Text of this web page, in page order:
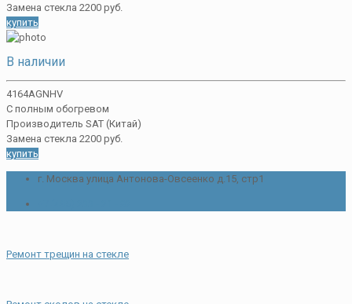
Замена стекла 2200 руб.
купить
В наличии
4164AGNHV
С полным обогревом
Производитель SAT (Китай)
Замена стекла 2200 руб.
купить
г. Москва улица Антонова-Овсеенко д.15, стр1
Ремонт трещин на стекле